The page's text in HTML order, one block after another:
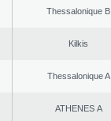
Thessalonique B
Kilkis
Thessalonique A
ATHENES Α